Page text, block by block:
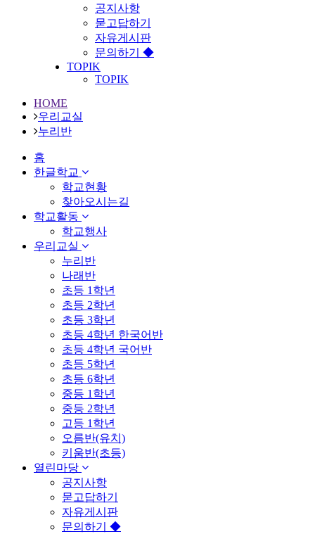
공지사항
묻고답하기
자유게시판
문의하기 ◆
TOPIK
TOPIK
HOME
우리교실
누리반
홈
한글학교
학교현황
찾아오시는길
학교활동
학교행사
우리교실
누리반
나래반
초등 1학년
초등 2학년
초등 3학년
초등 4학년 한국어반
초등 4학년 국어반
초등 5학년
초등 6학년
중등 1학년
중등 2학년
고등 1학년
오름반(유치)
키움반(초등)
열린마당
공지사항
묻고답하기
자유게시판
문의하기 ◆